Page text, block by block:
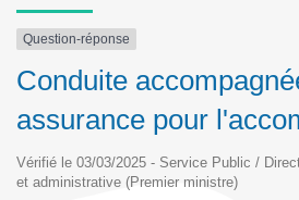
Question-réponse
Conduite
assurance pour
Vérifié le 03/03/2025 - Service Public /
et administrative (Premier ministre)